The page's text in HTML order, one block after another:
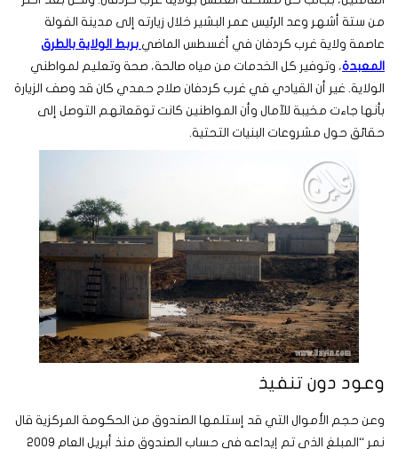
من ستة أشهر وعد الرئيس عمر البشير خلال زيارته إلى مدينة الفولة
عاصمة ولاية غرب كردفان في أغسطس الماضي بربط الولاية بالطرق
المعبدة، وتوفير كل الخدمات من مياه صالحة، صحة وتعليم لمواطني
الولاية. غير أن القيادي في غرب كردفان صلاح حمدي كان قد وصف الزيارة
بأنها جاءت مخيبة للآمال وأن المواطنين كانت توقعاتهم التوصل إلى
حقائق حول مشروعات البنيات التحتية.
وعود دون تنفيذ
وعن حجم الأموال التي قد إستلمها الصندوق من الحكومة المركزية قال
نمر “المبلغ الذي تم إيداعه في حساب الصندوق منذ أبريل العام ٢٠٠٩